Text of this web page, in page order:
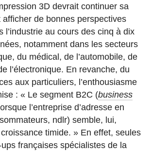
3D devrait continuer sa
afficher de bonnes perspectives
l’industrie au cours des cinq à dix
notamment dans les secteurs
du médical, de l’automobile, de
l’électronique. En revanche, du
aux particuliers, l’enthousiasme
: « Le segment B2C (business
l’entreprise d’adresse en
ndlr) semble, lui,
timide. » En effet, seules
françaises spécialistes de la